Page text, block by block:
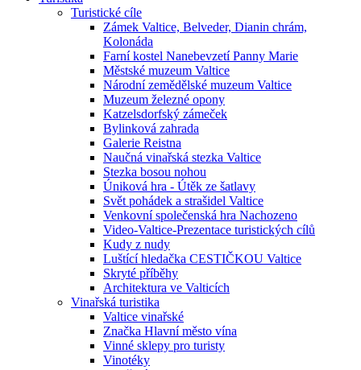
Turistické cíle
Zámek Valtice, Belveder, Dianin chrám,
Kolonáda
Farní kostel Nanebevzetí Panny Marie
Městské muzeum Valtice
Národní zemědělské muzeum Valtice
Muzeum železné opony
Katzelsdorfský zámeček
Bylinková zahrada
Galerie Reistna
Naučná vinařská stezka Valtice
Stezka bosou nohou
Úniková hra - Útěk ze šatlavy
Svět pohádek a strašidel Valtice
Venkovní společenská hra Nachozeno
Video-Valtice-Prezentace turistických cílů
Kudy z nudy
Luštící hledačka CESTIČKOU Valtice
Skryté příběhy
Architektura ve Valticích
Vinařská turistika
Valtice vinařské
Značka Hlavní město vína
Vinné sklepy pro turisty
Vinotéky